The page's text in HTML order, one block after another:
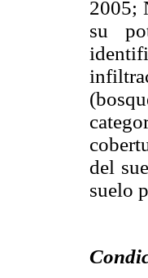
2005;
su
del
suelo